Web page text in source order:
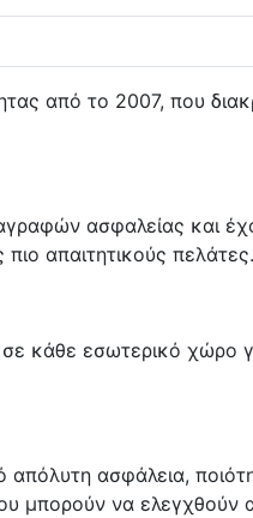
από το 2007, που
ασφαλείας και
απαιτητικούς πελάτες.
κάθε εσωτερικό χώρο
ασφάλεια,
μπορούν να